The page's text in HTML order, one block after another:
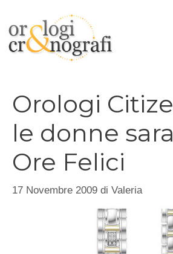
contenuto
Orologi
le donne
Ore Felici
17 Novembre 2009 di Valeria